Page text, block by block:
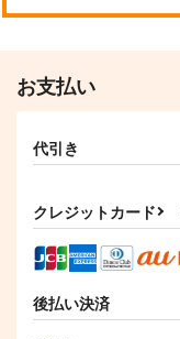
お支払い
代引き
クレジットカード
後払い決済